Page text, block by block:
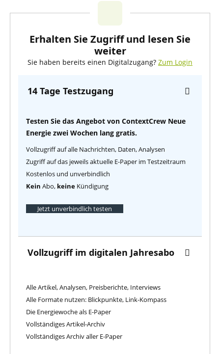
Erhalten Sie Zugriff und lesen Sie
weiter
Sie haben bereits einen Digitalzugang? Zum Login
14 Tage Testzugang
Testen Sie das Angebot von ContextCrew Neue
Energie zwei Wochen lang gratis.
Vollzugriff auf alle Nachrichten, Daten, Analysen
Zugriff auf das jeweils aktuelle E-Paper im Testzeitraum
Kostenlos und unverbindlich
Kein Abo, keine Kündigung
Jetzt unverbindlich testen
Vollzugriff im digitalen Jahresabo
Alle Artikel, Analysen, Preisberichte, Interviews
Alle Formate nutzen: Blickpunkte, Link-Kompass
Die Energiewoche als E-Paper
Vollständiges Artikel-Archiv
Vollständiges Archiv aller E-Paper